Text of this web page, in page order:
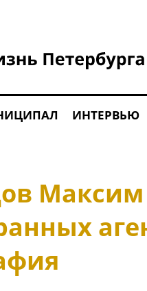
ИНТЕРВЬЮ
Максим